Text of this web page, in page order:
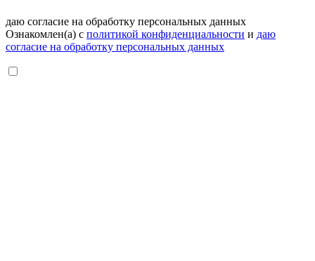
даю согласие на обработку персональных данных
Ознакомлен(а) с политикой конфиденциальности и даю
согласие на обработку персональных данных